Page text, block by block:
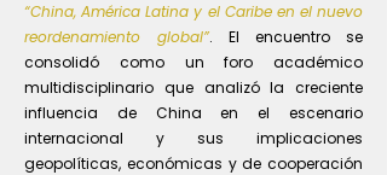
“China, América Latina y el Caribe en el nuevo
reordenamiento global”. El encuentro se
consolidó como un foro académico
multidisciplinario que analizó la creciente
influencia de China en el escenario
internacional y sus implicaciones
geopolíticas, económicas y de cooperación